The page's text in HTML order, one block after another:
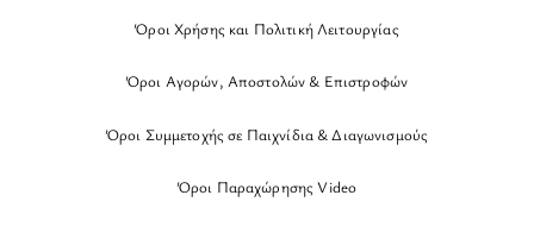
Όροι Χρήσης και Πολιτική Λειτουργίας
Όροι Αγορών, Αποστολών & Επιστροφών
Όροι Συμμετοχής σε Παιχνίδια & Διαγωνισμούς
Όροι Παραχώρησης Video